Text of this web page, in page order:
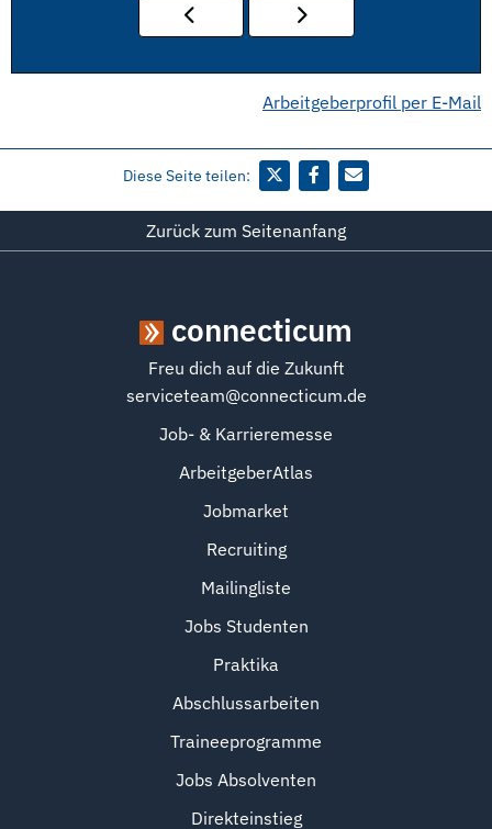
Arbeitgeberprofil per E-Mail
Diese Seite teilen:
Zurück zum Seitenanfang
connecticum
Freu dich auf die Zukunft
serviceteam@connecticum.de
Job- & Karrieremesse
ArbeitgeberAtlas
Jobmarket
Recruiting
Mailingliste
Jobs Studenten
Praktika
Abschlussarbeiten
Traineeprogramme
Jobs Absolventen
Direkteinstieg